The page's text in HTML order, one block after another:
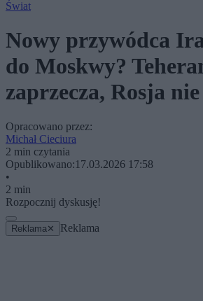
Świat
Nowy przywódca
do Moskwy?
zaprzecza, Rosja
Opracowano przez:
Michał Cieciura
2 min czytania
Opublikowano:17.03.2026 17:58
•
2 min
Rozpocznij dyskusję!
Reklama ✕ Reklama